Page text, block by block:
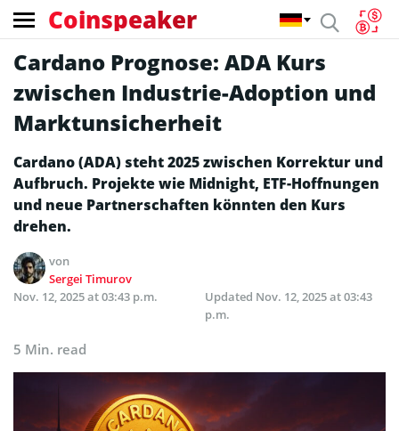
Coinspeaker
Cardano Prognose: ADA Kurs
zwischen Industrie-Adoption und
Marktunsicherheit
Cardano (ADA) steht 2025 zwischen Korrektur und
Aufbruch. Projekte wie Midnight, ETF-Hoffnungen
und neue Partnerschaften könnten den Kurs
drehen.
von
Sergei Timurov
Nov. 12, 2025 at 03:43 p.m.
Updated Nov. 12, 2025 at 03:43
p.m.
5 Min. read